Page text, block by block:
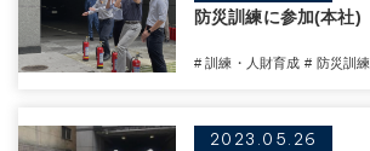
防災訓練に参加(本社)
# 訓練・人財育成 # 防災訓練
2023.05.26